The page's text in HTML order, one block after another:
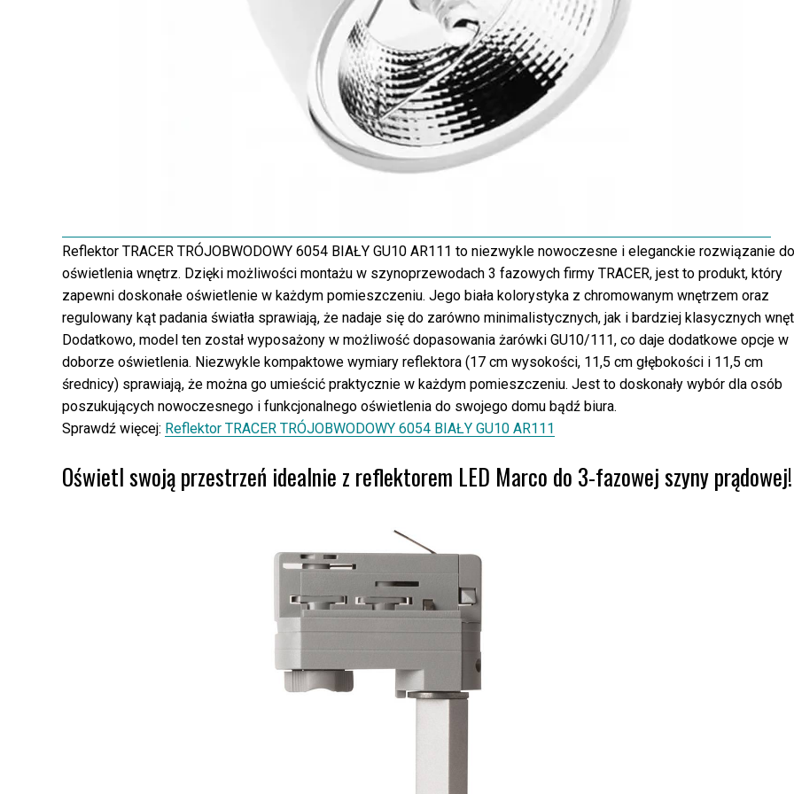
Reflektor TRACER TRÓJOBWODOWY 6054 BIAŁY GU10 AR111 to niezwykle nowoczesne i eleganckie rozwiązanie do
oświetlenia wnętrz. Dzięki możliwości montażu w szynoprzewodach 3 fazowych firmy TRACER, jest to produkt, który
zapewni doskonałe oświetlenie w każdym pomieszczeniu. Jego biała kolorystyka z chromowanym wnętrzem oraz
regulowany kąt padania światła sprawiają, że nadaje się do zarówno minimalistycznych, jak i bardziej klasycznych
Dodatkowo, model ten został wyposażony w możliwość dopasowania żarówki GU10/111, co daje dodatkowe opcje w
doborze oświetlenia. Niezwykle kompaktowe wymiary reflektora (17 cm wysokości, 11,5 cm głębokości i 11,5 cm
średnicy) sprawiają, że można go umieścić praktycznie w każdym pomieszczeniu. Jest to doskonały wybór dla osób
poszukujących nowoczesnego i funkcjonalnego oświetlenia do swojego domu bądź biura.
Sprawdź więcej: Reflektor TRACER TRÓJOBWODOWY 6054 BIAŁY GU10 AR111
Oświetl swoją przestrzeń idealnie z reflektorem LED Marco do 3-fazowej szyny prądowej!